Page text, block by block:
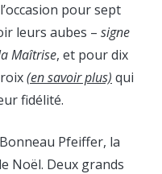
pour sept
leurs aubes – signe
Maîtrise, et pour dix
(en savoir plus) qui
fidélité.
Pfeiffer, la
Noël. Deux grands